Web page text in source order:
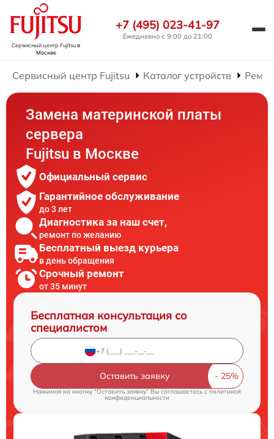
Сервисный центр Fujitsuв
Москве
+7 (495) 023-41-97
Ежедневно с 9:00 до 21:00
Сервисный центр Fujitsu Каталог устройств
Замена материнской платы
сервера
Fujitsu в Москве
Официальный сервис
Гарантийное обслуживание
до 3 лет
Диагностика за наш счет,
ремонт по желанию
Бесплатный выезд курьера
в день обращения
Срочный ремонт
от 35 минут
Бесплатная консультация со
специалистом
Оставить заявку
Нажимая на кнопку "Оставить заявку" Вы соглашаетесь cполитикой
конфиденциальности